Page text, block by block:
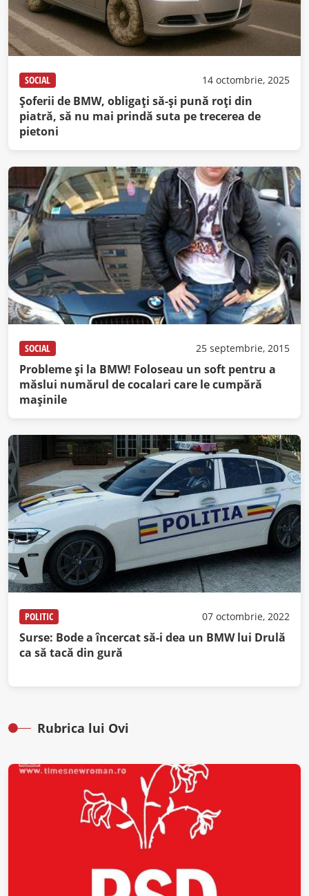
SOCIAL 14 octombrie, 2025
Șoferii de BMW, obligați să-și pună roți din
piatră, să nu mai prindă suta pe trecerea de
pietoni
SOCIAL 25 septembrie, 2015
Probleme şi la BMW! Foloseau un soft pentru a
măslui numărul de cocalari care le cumpără
maşinile
POLITIC 07 octombrie, 2022
Surse: Bode a încercat să-i dea un BMW lui Drulă
ca să tacă din gură
Rubrica lui Ovi